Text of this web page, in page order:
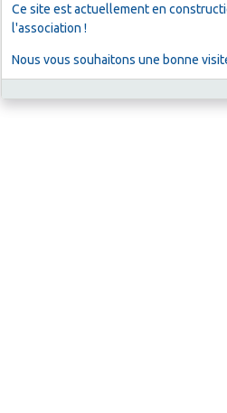
Ce site est actuellement en
l'association !
Nous vous souhaitons une bonne